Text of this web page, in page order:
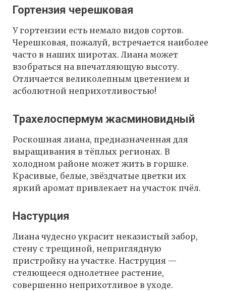
Гортензия черешковая
У гортензии есть немало видов сортов.
Черешковая, пожалуй, встречается наиболее
часто в наших широтах. Лиана может
взобраться на впечатляющую высоту.
Отличается великолепным цветением и
асболютной неприхотливостью!
Трахелоспермум жасминовидный
Роскошная лиана, предназначенная для
выращивания в тёплых регионах. В
холодном районе может жить в горшке.
Красивые, белые, звёздчатые цветки их
яркий аромат привлекает на участок пчёл.
Настурция
Лиана чудесно украсит неказистый забор,
стену с трещиной, неприглядную
пристройку на участке. Наструция —
стелющееся однолетнее растение,
совершенно неприхотливое в уходе.